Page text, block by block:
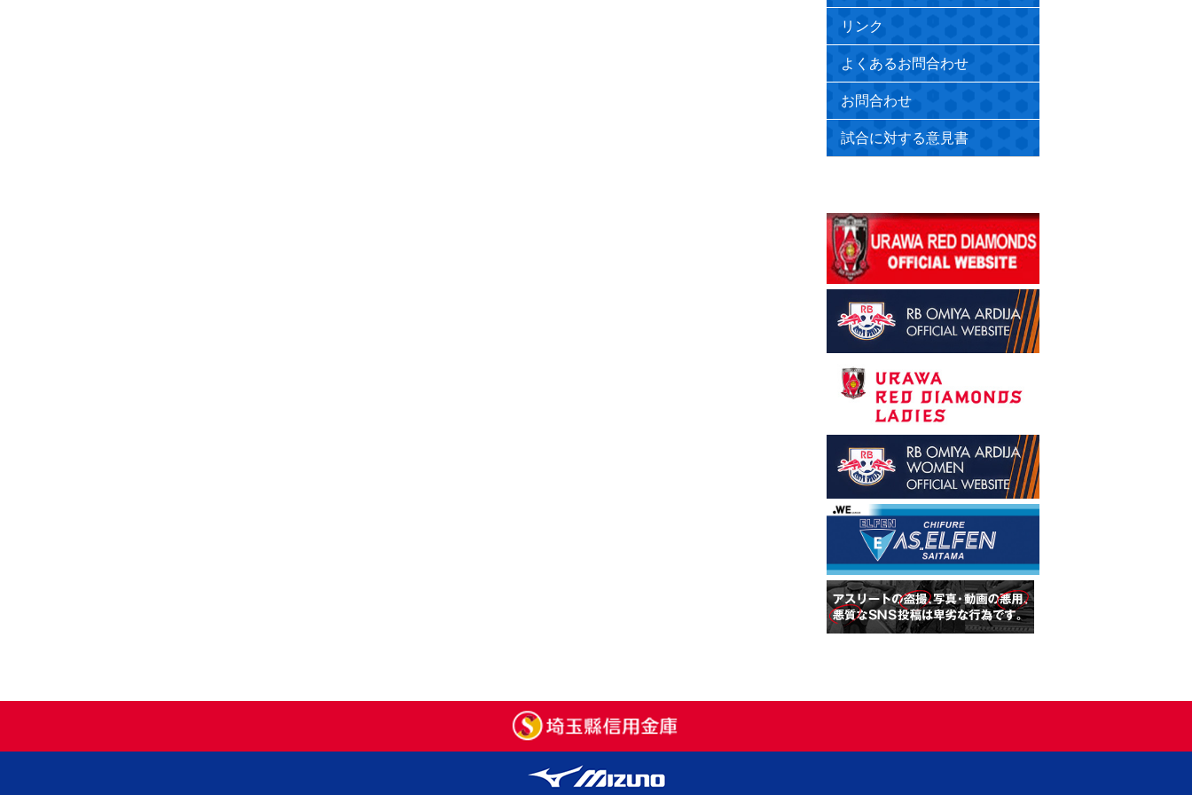
リンク
よくあるお問合わせ
お問合わせ
試合に対する意見書